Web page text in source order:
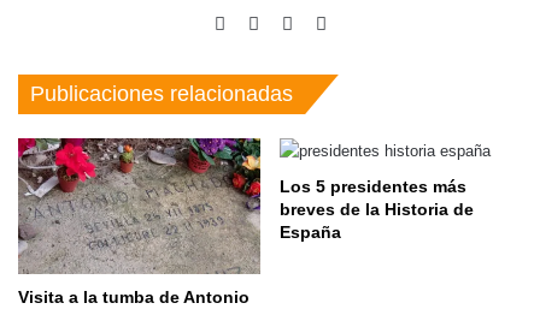
Facebook
X Pinterest
Publicaciones relacionadas
Visita a la tumba de Antonio
Los 5 presidentes más
breves de la Historia de
España